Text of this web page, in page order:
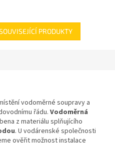
PRODUKTY
vodoměrné soupravy a
řádu. Vodoměrná
z materiálu splňujícího
. U vodárenské společnosti
ověřit možnost instalace